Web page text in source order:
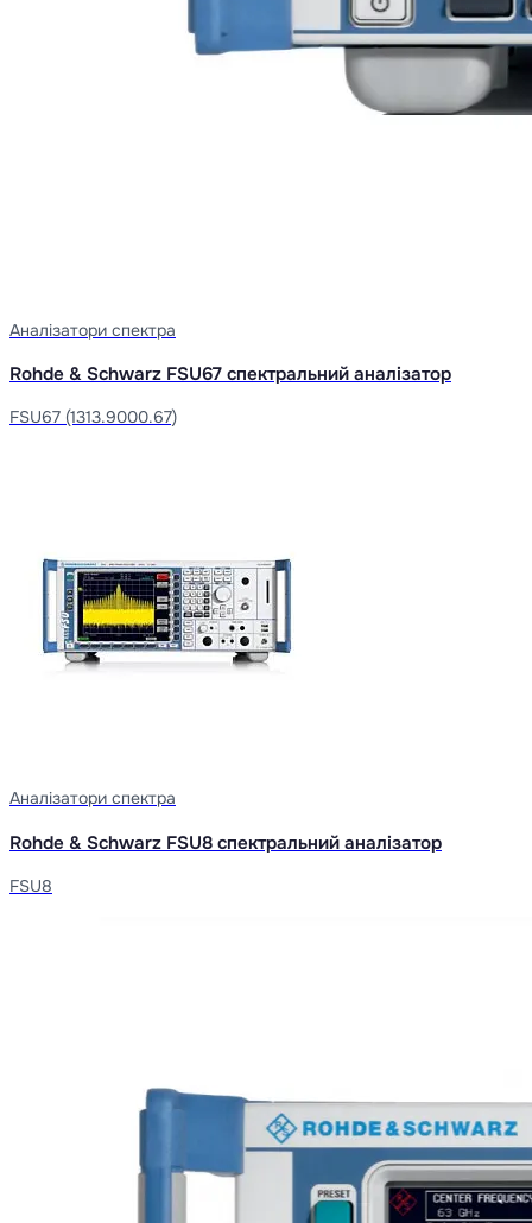
Аналізатори спектра
Rohde & Schwarz FSU67 спектральний аналізатор
FSU67 (1313.9000.67)
Аналізатори спектра
Rohde & Schwarz FSU8 спектральний аналізатор
FSU8